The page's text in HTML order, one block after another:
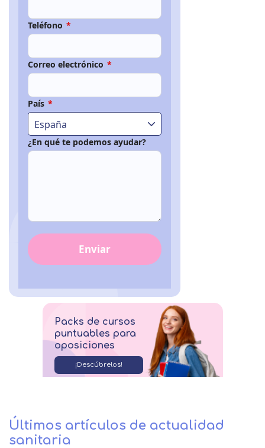
Teléfono *
Correo electrónico *
País *
España
¿En qué te podemos ayudar?
Enviar
Packs de cursos
puntuables para
oposiciones
¡Descúbrelos!
Últimos artículos de actualidad
sanitaria